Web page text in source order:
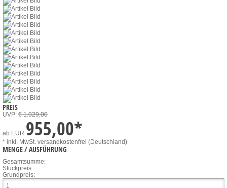
PREIS
UVP: € 1.029,00
ab EUR 955,00*
* inkl. MwSt. versandkostenfrei (Deutschland)
MENGE / AUSFÜHRUNG
Gesamtsumme:
Stückpreis:
Grundpreis: